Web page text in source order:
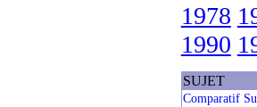
1978
1990
SUJET
Comparatif